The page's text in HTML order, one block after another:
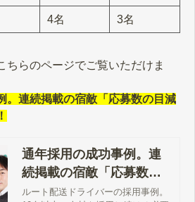
4名 3名
ちらのページでご覧いただけま
。連続掲載の宿敵「応募数の目減
通年採用の成功事例。連
続掲載の宿敵「応募数の
目減り」を鮮やかに撃
ルート配送ドライバーの採用事例。